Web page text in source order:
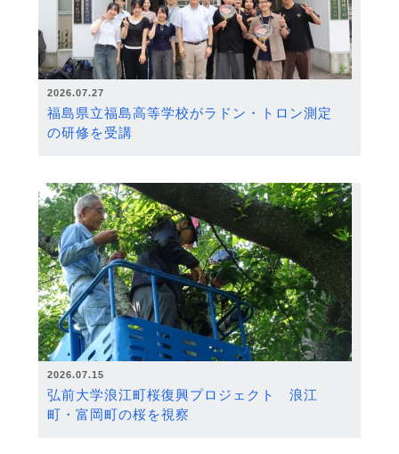
2026.07.27
福島県立福島高等学校がラドン・トロン測定
の研修を受講
2026.07.15
弘前大学浪江町桜復興プロジェクト 浪江
町・富岡町の桜を視察